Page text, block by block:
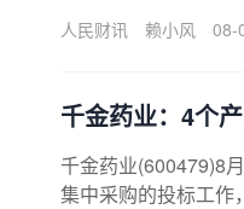
人民财讯
赖小风 08-
千金药业：4个
千金药业(600479)8
集中采购的投标工作